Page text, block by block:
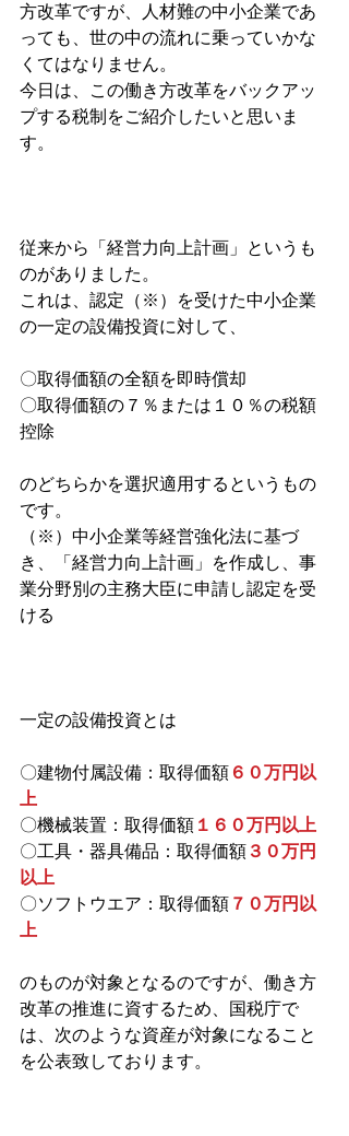
方改革ですが、人材難の中小企業であ
っても、世の中の流れに乗っていかな
くてはなりません。
今日は、この働き方改革をバックアッ
プする税制をご紹介したいと思いま
す。
従来から「経営力向上計画」というも
のがありました。
これは、認定（※）を受けた中小企業
の一定の設備投資に対して、
〇取得価額の全額を即時償却
〇取得価額の７％または１０％の税額
控除
のどちらかを選択適用するというもの
です。
（※）中小企業等経営強化法に基づ
き、「経営力向上計画」を作成し、事
業分野別の主務大臣に申請し認定を受
ける
一定の設備投資とは
〇建物付属設備：取得価額 ６０万円以
上
〇機械装置：取得価額 １６０万円以上
〇工具・器具備品：取得価額 ３０万円
以上
〇ソフトウエア：取得価額 ７０万円以
上
のものが対象となるのですが、働き方
改革の推進に資するため、国税庁で
は、次のような資産が対象になること
を公表致しております。